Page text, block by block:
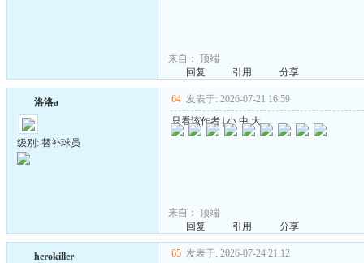
来自： 顶端
回复
引用 分享
洛洛a
级别: 替补球员
64 发表于: 2026-07-21 16:59
只看该作者 |小 中 大
来自： 顶端
回复
引用 分享
herokiller 65 发表于: 2026-07-24 21:12